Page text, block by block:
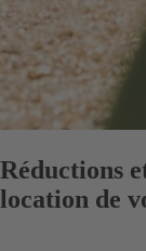
Réductions
location de